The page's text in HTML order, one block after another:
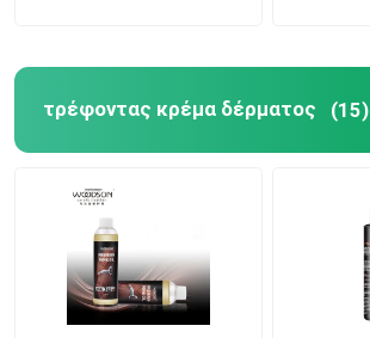
τρέφοντας κρέμα δέρματος (15)